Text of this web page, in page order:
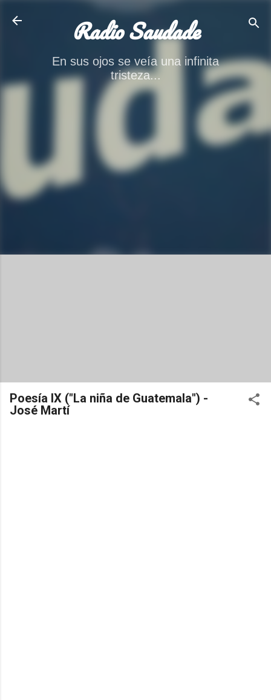
Radio Saudade
En sus ojos se veía una infinita
tristeza...
Poesía IX ("La niña de Guatemala") -
José Martí